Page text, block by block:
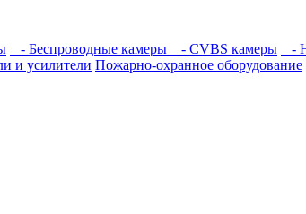
- Беспроводные камеры - CVBS камеры -
и усилители Пожарно-охранное оборудование